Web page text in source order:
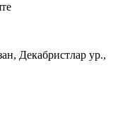
Декабристлар ур.,